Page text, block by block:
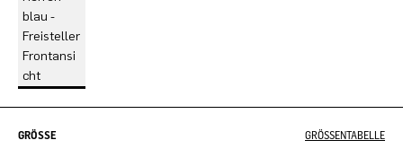
GRÖSSE GRÖSSENTABELLE